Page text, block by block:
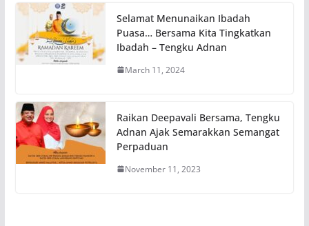
Selamat Menunaikan Ibadah
Puasa… Bersama Kita Tingkatkan
Ibadah – Tengku Adnan
March 11, 2024
Raikan Deepavali Bersama, Tengku
Adnan Ajak Semarakkan Semangat
Perpaduan
November 11, 2023